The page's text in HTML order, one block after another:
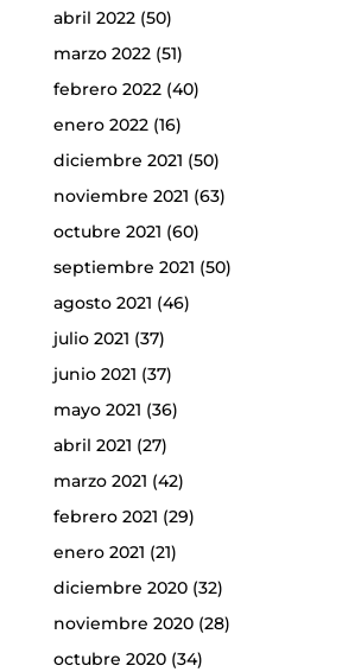
abril 2022(50)
marzo 2022(51)
febrero 2022(40)
enero 2022(16)
diciembre 2021 (50)
noviembre 2021 (63)
octubre 2021 (60)
septiembre 2021 (50)
agosto 2021 (46)
julio 2021 (37)
junio 2021 (37)
mayo 2021 (36)
abril 2021 (27)
marzo 2021 (42)
febrero 2021 (29)
enero 2021 (21)
diciembre 2020(32)
noviembre 2020(28)
octubre 2020(34)